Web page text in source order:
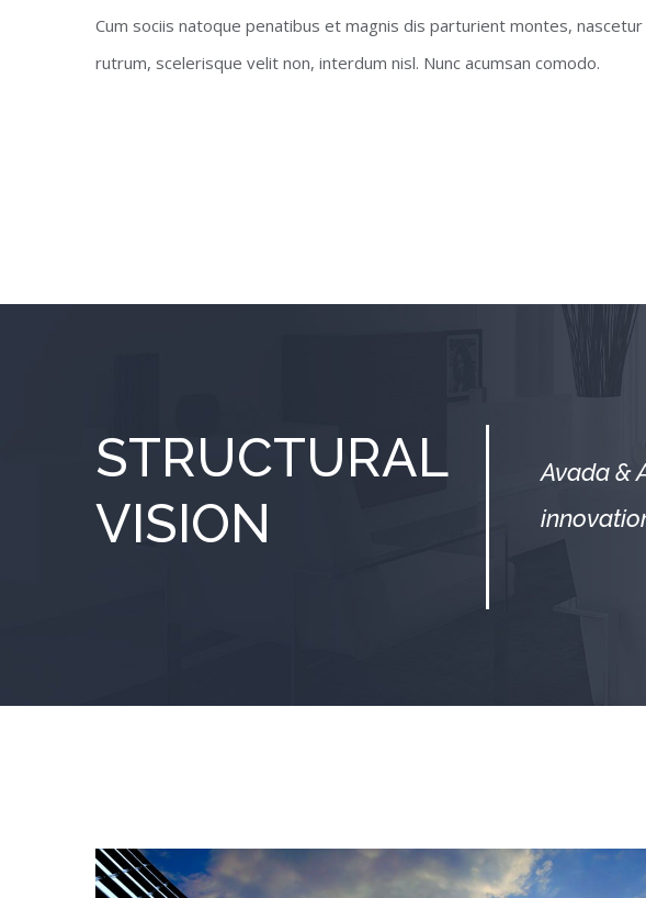
Cum sociis natoque penatibus et magnis dis parturient montes,
rutrum, scelerisque velit non, interdum nisl. Nunc acumsan comodo.
STRUCTURAL
VISION
Avada &